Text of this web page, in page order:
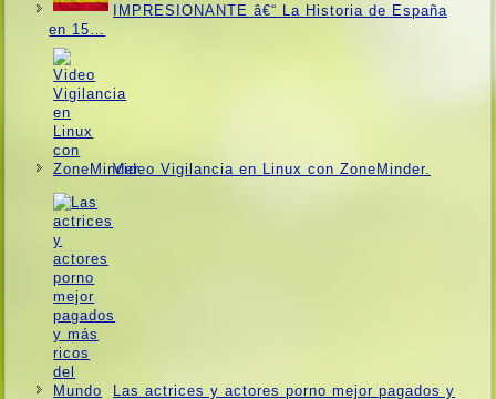
IMPRESIONANTE â€“ La Historia de España
en 15…
Video Vigilancia en Linux con ZoneMinder.
Las actrices y actores porno mejor pagados y